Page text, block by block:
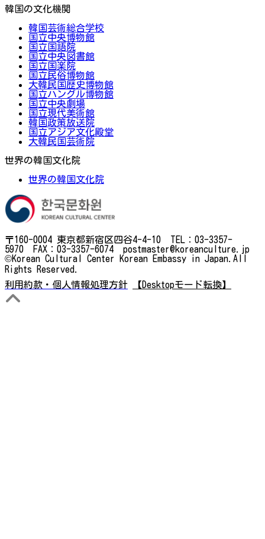
韓国の文化機関
韓国芸術総合学校
国立中央博物館
国立国語院
国立中央図書館
国立国楽院
国立民俗博物館
大韓民国歴史博物館
国立ハングル博物館
国立中央劇場
国立現代美術館
韓国政策放送院
国立アジア文化殿堂
大韓民国芸術院
世界の韓国文化院
世界の韓国文化院
〒160-0004 東京都新宿区四谷4-4-10 TEL：03-3357-
5970 FAX：03-3357-6074 postmaster@koreanculture.jp
©Korean Cultural Center Korean Embassy in Japan.All
Rights Reserved.
利用約款・個人情報処理方針
【Desktopモード転換】